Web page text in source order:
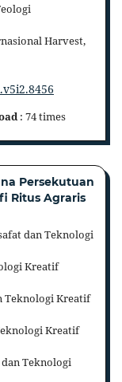
Harvest,
: 74 times
Persekutuan
Ritus Agraris
dan Teknologi
Kreatif
Teknologi Kreatif
Kreatif
Teknologi